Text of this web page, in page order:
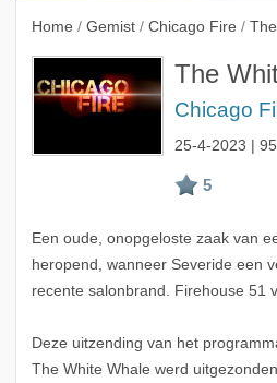
Home / Gemist / Chicago Fire /
The
Chicago
25-4-2023 |
Een oude, onopgeloste zaak van
heropend, wanneer Severide een
recente salonbrand. Firehouse 51
Deze uitzending van het
The White Whale werd